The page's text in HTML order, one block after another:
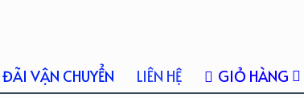
ĐÃI VẬN CHUYỂN LIÊN HỆ GIỎ HÀNG